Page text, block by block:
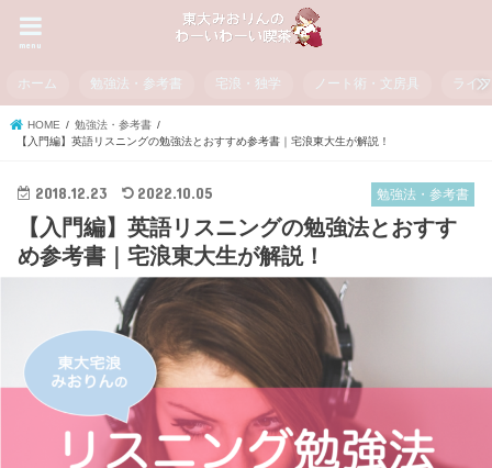
menu
ホーム 勉強法・参考書 宅浪・独学 ノート術・文房具 ライ
HOME
勉強法・参考書
【入門編】英語リスニングの勉強法とおすすめ参考書｜宅浪東大生が解説！
勉強法・参考書
2018.12.23 2022.10.05
【入門編】英語リスニングの勉強法とおすす
め参考書｜宅浪東大生が解説！